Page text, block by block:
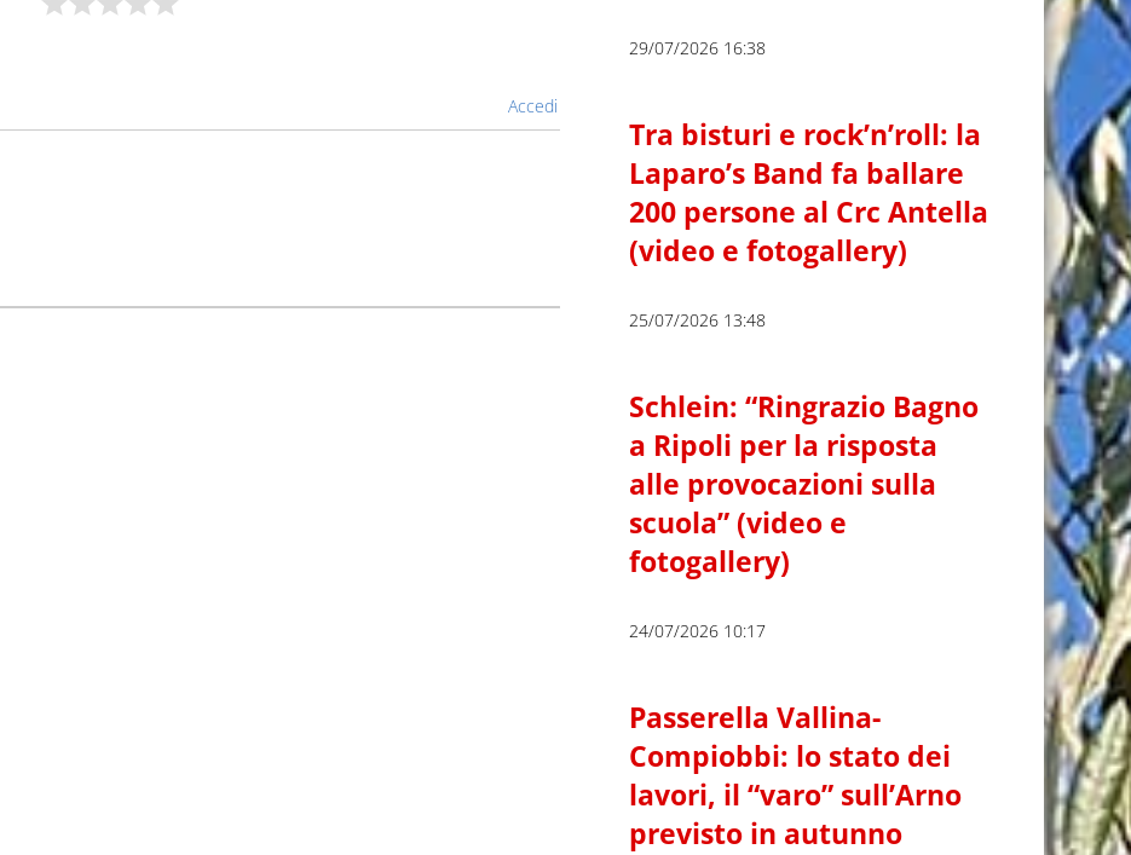
Accedi
29/07/2026 16:38
Tra bisturi e rock’n’roll: la
Laparo’s Band fa ballare
200 persone al Crc Antella
(video e fotogallery)
25/07/2026 13:48
Schlein: “Ringrazio Bagno
a Ripoli per la risposta
alle provocazioni sulla
scuola” (video e
fotogallery)
24/07/2026 10:17
Passerella Vallina-
Compiobbi: lo stato dei
lavori, il “varo” sull’Arno
previsto in autunno